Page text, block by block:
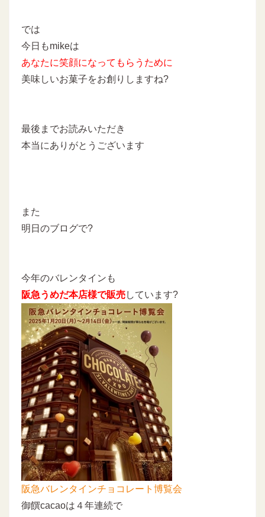
では
今日もmikeは
あなたに笑顔になってもらうために
美味しいお菓子をお創りしますね?
最後までお読みいただき
本当にありがとうございます
また
明日のブログで?
今年のバレンタインも
阪急うめだ本店様で販売しています?
阪急バレンタインチョコレート博覧会
御饌cacaoは４年連続で